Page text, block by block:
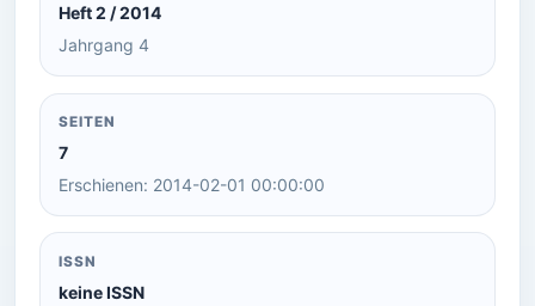
Heft 2 / 2014
Jahrgang 4
SEITEN
7
Erschienen: 2014-02-01 00:00:00
ISSN
keine ISSN